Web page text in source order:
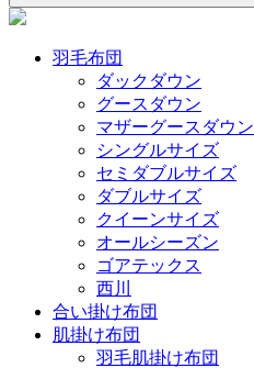
羽毛布団
ダックダウン
グースダウン
マザーグースダウン
シングルサイズ
セミダブルサイズ
ダブルサイズ
クイーンサイズ
オールシーズン
ゴアテックス
西川
合い掛け布団
肌掛け布団
羽毛肌掛け布団